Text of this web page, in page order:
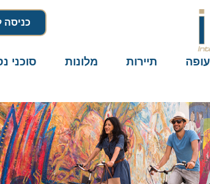
כניסה
תיירות מלונות סוכני